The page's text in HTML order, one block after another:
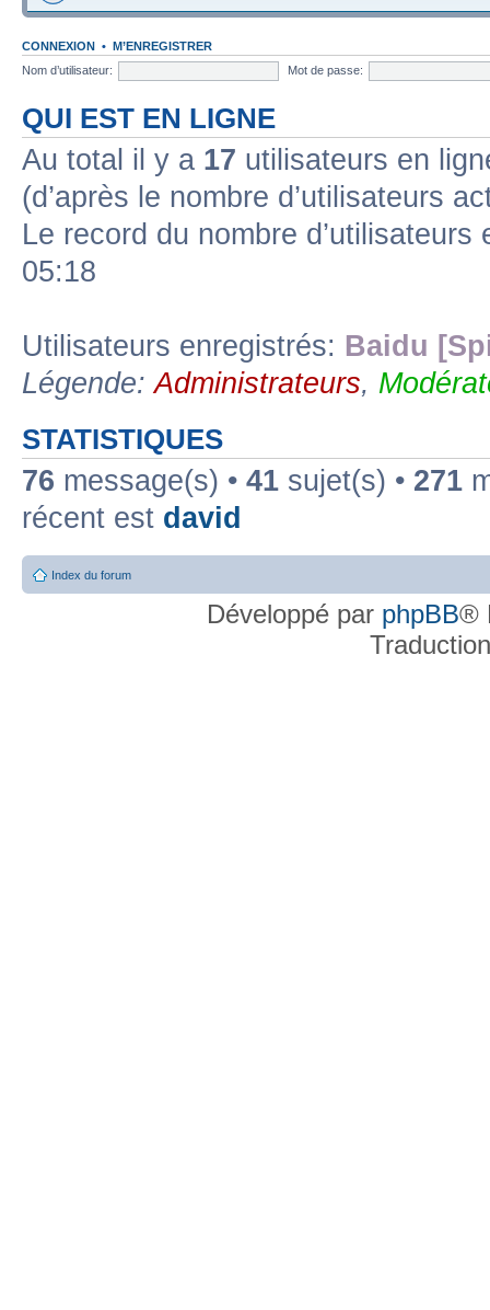
CONNEXION • M’ENREGISTRER
Nom d’utilisateur:
Mot de passe:
QUI EST EN LIGNE
Au total il y a 17 utilisateurs en
(d’après le nombre d’utilisateurs
Le record du nombre
05:18
Utilisateurs enregistrés: Baidu
Légende:Administrateurs,
STATISTIQUES
76 message(s) • 41 sujet(s) • 271
récent est david
Index du forum
Développé par phpBB®